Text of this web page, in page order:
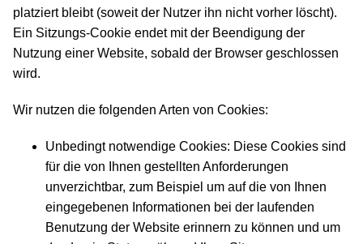
platziert bleibt (soweit der Nutzer ihn nicht vorher löscht).
Ein Sitzungs-Cookie endet mit der Beendigung der
Nutzung einer Website, sobald der Browser geschlossen
wird.
Wir nutzen die folgenden Arten von Cookies:
Unbedingt notwendige Cookies: Diese Cookies sind
für die von Ihnen gestellten Anforderungen
unverzichtbar, zum Beispiel um auf die von Ihnen
eingegebenen Informationen bei der laufenden
Benutzung der Website erinnern zu können und um